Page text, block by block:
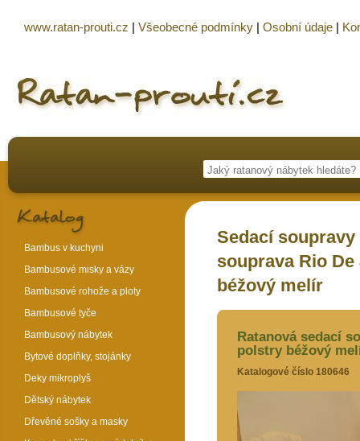
Sedací soupravy
souprava Rio
béžový melír
Ratanová sedací
polstry béžový
Katalogové číslo 180646
Bambus v kuchyni
Bambusové misky a vázy
Bambusové rohože a ploty
Bambusové tyče
Bambusový nábytek
Bytové doplňky, stojánky
Deky mikroplyš
Dětský nábytek
Dřevěné sošky a masky
www.ratan-prouti.cz | Všeobecné podmínky | Osobní údaje |